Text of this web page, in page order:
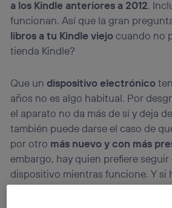
a los Kindle anteriores a 2012.
funcionan. Así que la gran
libros a tu Kindle viejocuando no
tienda Kindle?
Que undispositivo electrónico
años no es algo habitual. Por
el aparato no da más de sí y deja
también puede darse el caso de
por otro más nuevo y con más
embargo, hay quien prefiere seguir
dispositivo mientras funcione. Y si
lectores de libros electrónicos, es